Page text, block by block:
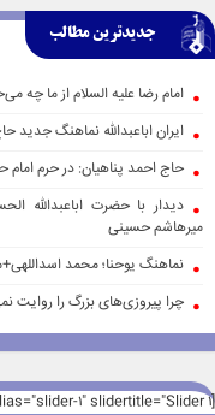
جدیدترین مطالب
امام رضا علیه السلام از ما چه
ایران اباعبدالله نماهنگ
حاج احمد پناهیان: در حرم
دیدار با حضرت اباعبدالله
میرهاشم حسینی
نماهنگ یوحنا؛ محمد
چرا پیروزی‌های بزرگ را روایت
[rev_slider alias="slider-1" slidertitle="Slider 1"][/rev_slider]